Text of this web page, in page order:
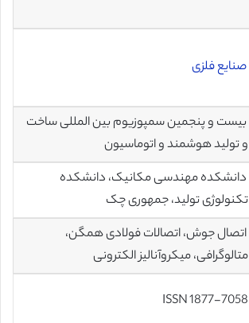
صنایع فلزی
بیست و پنجمین سمپوزیوم بین المللی ساخت
و تولید هوشمند و اتوماسیون
دانشکده مهندسی مکانیک، دانشکده
تکنولوژی تولید، جمهوری چک
اتصال جوش، اتصالات فولادی همگن،
متالوگرافی، میکروآنالیز الکترونی
ISSN 1877-7058